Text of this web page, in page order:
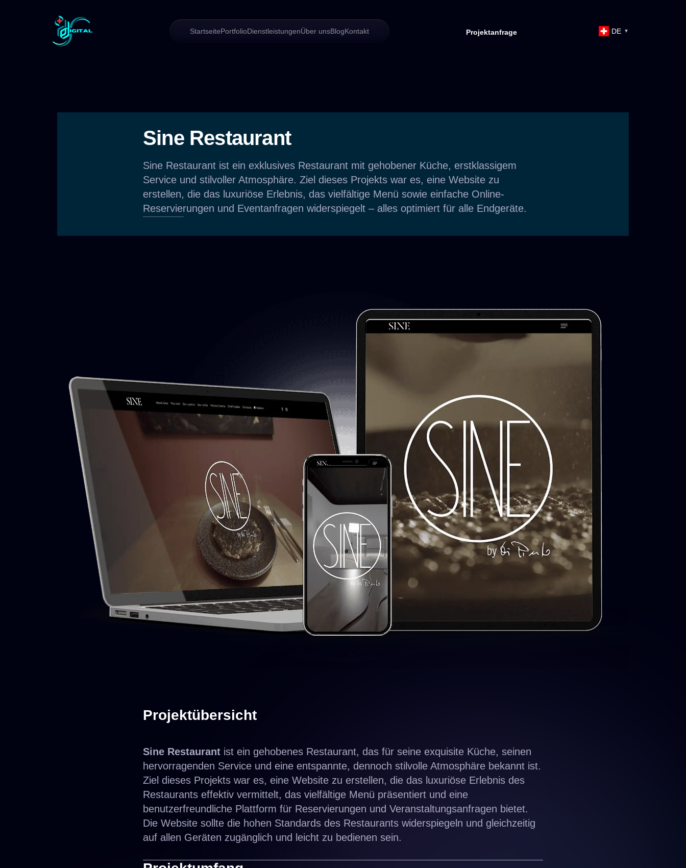
StartseitePortfolioDienstleistungenÜber unsBlogKontakt Projektanfrage DE ▼
Sine Restaurant
Sine Restaurant ist ein exklusives Restaurant mit gehobener Küche, erstklassigem
Service und stilvoller Atmosphäre. Ziel dieses Projekts war es, eine Website zu
erstellen, die das luxuriöse Erlebnis, das vielfältige Menü sowie einfache Online-
Reservierungen und Eventanfragen widerspiegelt – alles optimiert für alle Endgeräte.
Projektübersicht
Sine Restaurant ist ein gehobenes Restaurant, das für seine exquisite Küche, seinen
hervorragenden Service und eine entspannte, dennoch stilvolle Atmosphäre bekannt ist.
Ziel dieses Projekts war es, eine Website zu erstellen, die das luxuriöse Erlebnis des
Restaurants effektiv vermittelt, das vielfältige Menü präsentiert und eine
benutzerfreundliche Plattform für Reservierungen und Veranstaltungsanfragen bietet.
Die Website sollte die hohen Standards des Restaurants widerspiegeln und gleichzeitig
auf allen Geräten zugänglich und leicht zu bedienen sein.